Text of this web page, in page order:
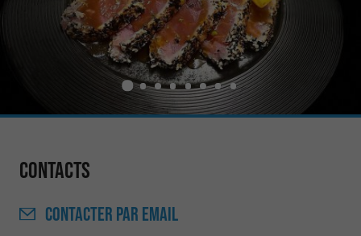
Contacts
CONTACTER PAR EMAIL